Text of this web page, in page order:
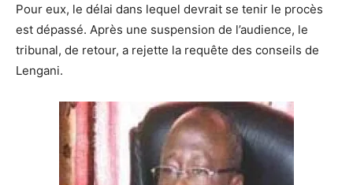
Pour eux, le délai dans lequel devrait se tenir le procès
est dépassé. Après une suspension de l’audience, le
tribunal, de retour, a rejette la requête des conseils de
Lengani.